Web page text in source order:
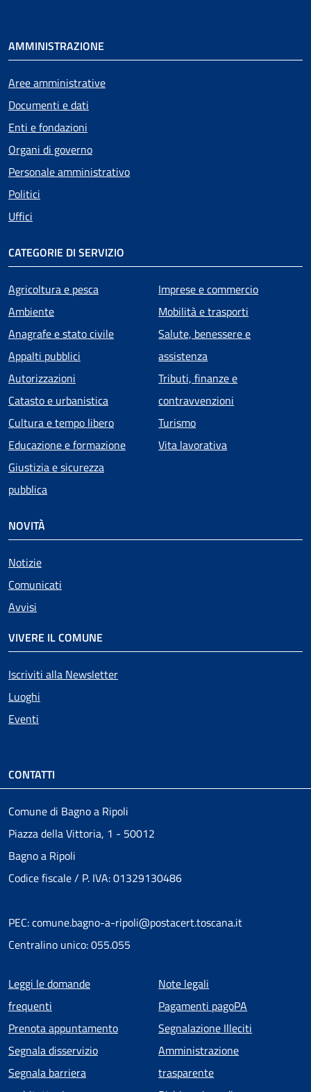
AMMINISTRAZIONE
Aree amministrative
Documenti e dati
Enti e fondazioni
Organi di governo
Personale amministrativo
Politici
Uffici
CATEGORIE DI SERVIZIO
Agricoltura e pesca
Ambiente
Anagrafe e stato civile
Appalti pubblici
Autorizzazioni
Catasto e urbanistica
Cultura e tempo libero
Educazione e formazione
Giustizia e sicurezza
pubblica
Imprese e commercio
Mobilità e trasporti
Salute, benessere e
assistenza
Tributi, finanze e
contravvenzioni
Turismo
Vita lavorativa
NOVITÀ
Notizie
Comunicati
Avvisi
VIVERE IL COMUNE
Iscriviti alla Newsletter
Luoghi
Eventi
CONTATTI
Comune di Bagno a Ripoli
Piazza della Vittoria, 1 - 50012
Bagno a Ripoli
Codice fiscale / P. IVA: 01329130486
PEC: comune.bagno-a-ripoli@postacert.toscana.it
Centralino unico: 055.055
Menu piè di pagina
Leggi le domande
frequenti
Prenota appuntamento
Segnala disservizio
Segnala barriera
Note legali
Pagamenti pagoPA
Segnalazione Illeciti
Amministrazione
trasparente